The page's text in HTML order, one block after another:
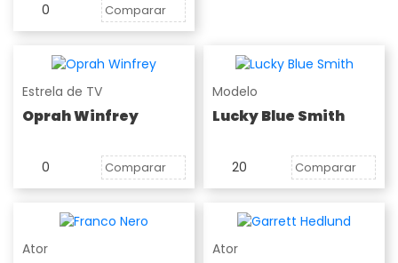
0 Comparar
Estrela de TV
Oprah Winfrey
0 Comparar
Modelo
Lucky Blue Smith
20 Comparar
Ator Ator